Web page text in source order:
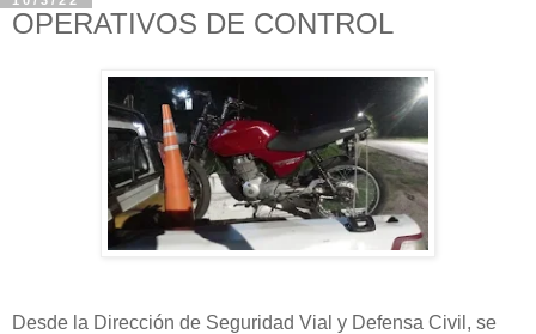
OPERATIVOS DE CONTROL
Desde la Dirección de Seguridad Vial y Defensa Civil, se